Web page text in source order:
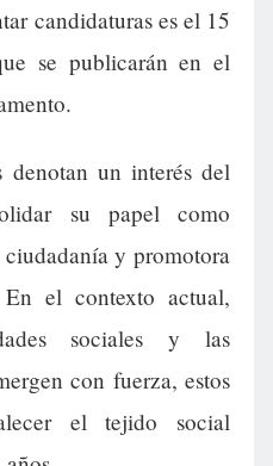
candidaturas es el 15
se publicarán en el
un interés del
su papel como
y promotora
el contexto actual,
sociales y las
con fuerza, estos
el tejido social